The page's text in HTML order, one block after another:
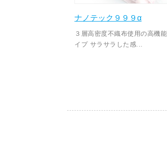
ナノテック９９９α
３層高密度不織布使用の高機
イプ サラサラした感...